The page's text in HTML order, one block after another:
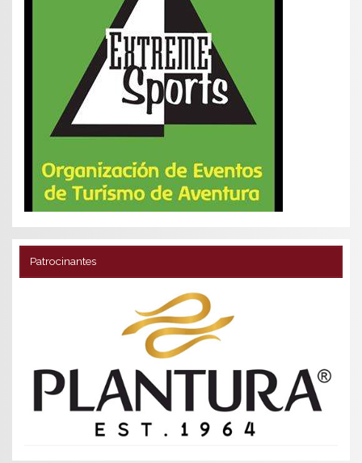
Patrocinantes